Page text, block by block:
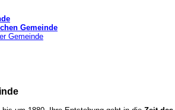
Gemeinde
Gemeinde